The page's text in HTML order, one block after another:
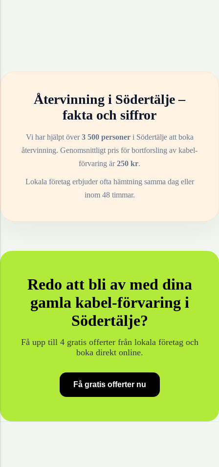
Återvinning i Södertälje–
fakta och siffror
Vi har hjälpt över3 500 personeri Södertäljeatt boka
återvinning. Genomsnittligt pris för bortforsling av kabel-
förvaring är250 kr.
Lokala företag erbjuder ofta hämtning samma dag eller
inom 48 timmar.
Redo att bli av med dina
gamla kabel-förvaringi
Södertälje?
Få upp till 4 gratis offerter från lokala företag och
boka direkt online.
Få gratis offerter nu